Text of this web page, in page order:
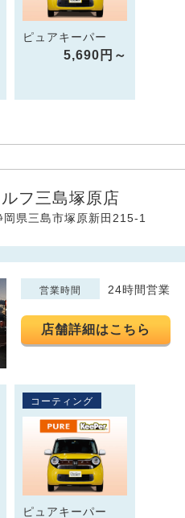
ピュアキーパー
5,690円～
フ三島塚原店
県三島市塚原新田215-1
営業時間 24時間営業
店舗詳細はこちら
コーティング
ピュアキーパー